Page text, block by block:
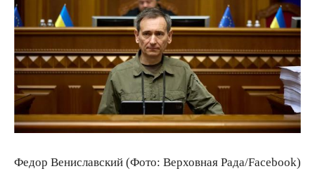
Федор Вениславский (Фото: Верховная Рада/Facebook)